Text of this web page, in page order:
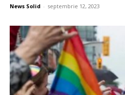
News Solid - septembrie 12, 2023